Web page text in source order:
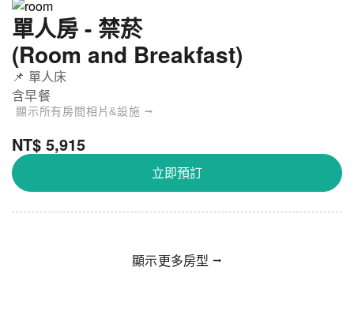
單人房 - 禁菸
(Room and Breakfast)
📌 單人床
含早餐
顯示所有房間相片&設施 ⭢
NT$ 5,915
立即預訂
顯示更多房型 ⭢